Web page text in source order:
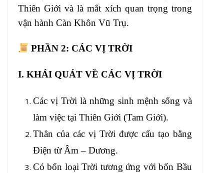
Thiên Giới và là mắt xích quan trọng trong
vận hành Càn Khôn Vũ Trụ.
PHẦN 2: CÁC VỊ TRỜI
I. KHÁI QUÁT VỀ CÁC VỊ TRỜI
Các vị Trời là những sinh mệnh sống và
làm việc tại Thiên Giới (Tam Giới).
Thân của các vị Trời được cấu tạo bằng
Điện từ Âm – Dương.
Có bốn loại Trời tương ứng với bốn Bầu